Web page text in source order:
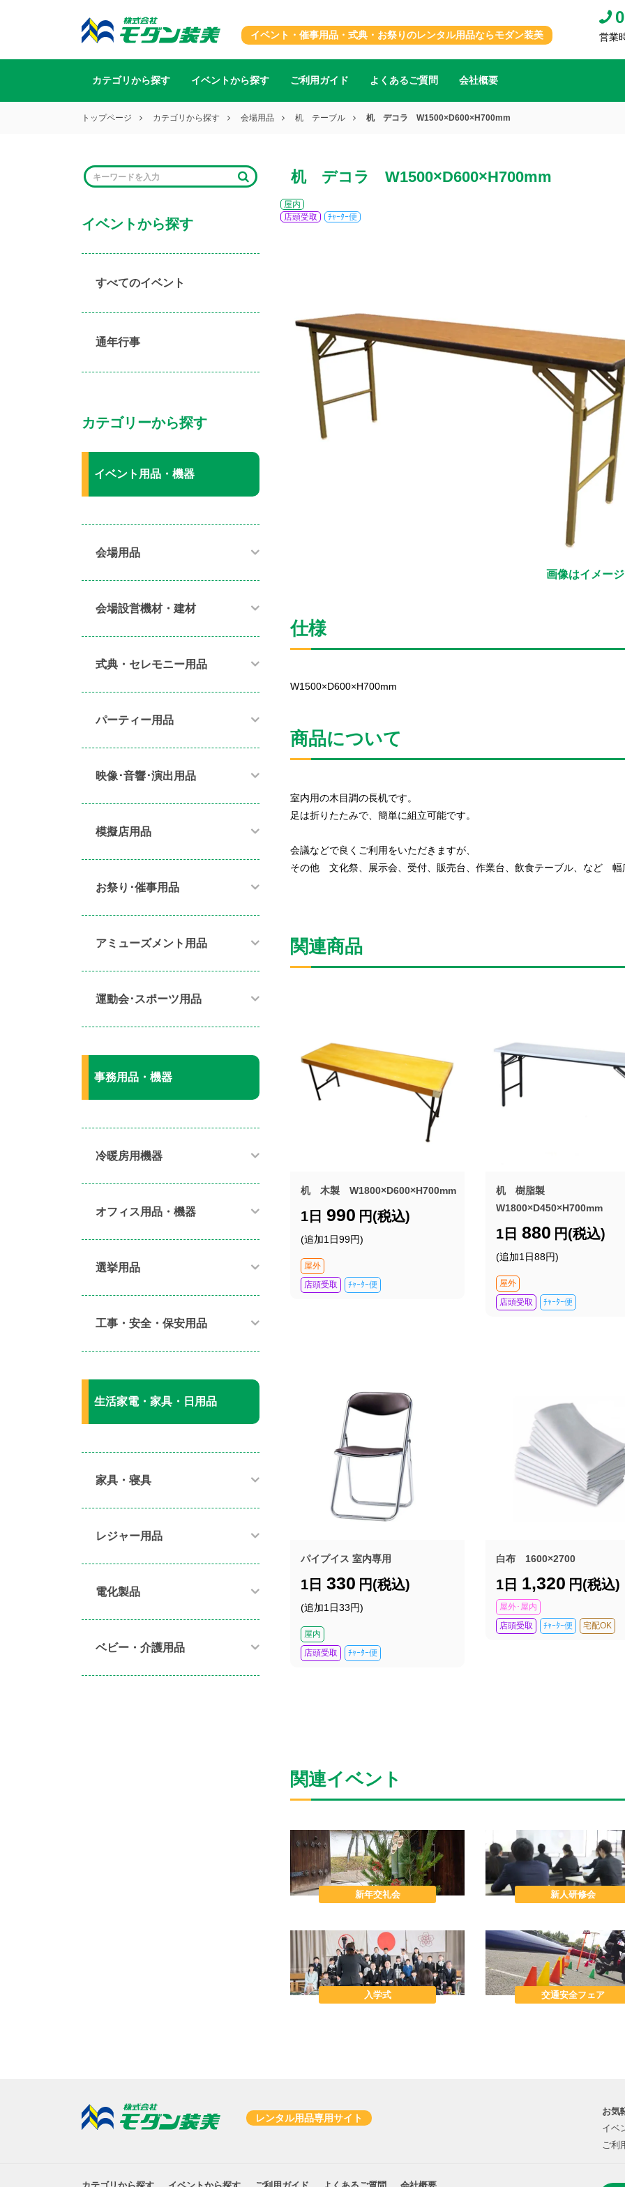
イベント・催事用品・式典・お祭りのレンタル用品ならモダン装美 営業
カテゴリから探す イベントから探す ご利用ガイド よくあるご質問 会社概要
トップページ カテゴリから探す 会場用品 机 テーブル 机 デコラ W1500×D600×H700mm
イベントから探す
すべてのイベント
通年行事
カテゴリーから探す
イベント用品・機器
会場用品
会場設営機材・建材
式典・セレモニー用品
パーティー用品​
映像･音響･演出用品​
模擬店用品​
お祭り･催事用品​
アミューズメント用品​
運動会･スポーツ用品​
事務用品・機器
冷暖房用機器​
オフィス用品・機器​
選挙用品
工事・安全・保安用品
生活家電・家具・日用品
家具・寝具​
レジャー用品
電化製品​
ベビー・介護用品​
机 デコラ W1500×D600×H700mm
屋内
店頭受取
ﾁｬｰﾀｰ便
画像はイメー
仕様
W1500×D600×H700mm
商品について
室内用の木目調の長机です。
足は折りたたみで、簡単に組立可能です。
会議などで良くご利用をいただきますが、
その他 文化祭、展示会、受付、販売台、作業台、飲食テーブル、など 幅
関連商品
机 木製 W1800×D600×H700mm
1日 990 円(税込)
(追加1日99円)
屋外
店頭受取
ﾁｬｰﾀｰ便
机 樹脂製
W1800×D450×H700mm
1日880 円(税込)
(追加1日88円)
屋外
店頭受取
ﾁｬｰﾀｰ便
パイプイス 室内専用
1日 330 円(税込)
(追加1日33円)
屋内
店頭受取
ﾁｬｰﾀｰ便
白布 1600×2700
1日 1,320 円(税込)
屋外･屋内
店頭受取
ﾁｬｰﾀｰ便 宅配OK
関連イベント
新年交礼会 新人研修会
入学式 交通安全フェア
レンタル用品専用サイト
お気
イベ
ご利